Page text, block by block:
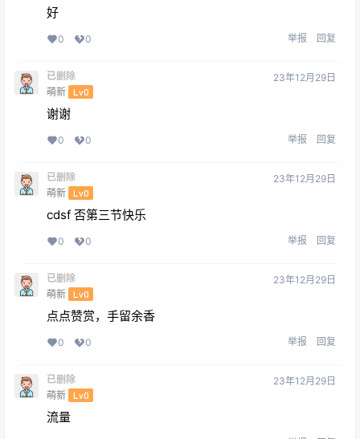
好
0 0 举报 回复
已删除
萌新 Lv0
23年12月29日
谢谢
0 0 举报 回复
已删除
萌新 Lv0
23年12月29日
cdsf 否第三节快乐
0 0 举报 回复
已删除
萌新 Lv0
23年12月29日
点点赞赏，手留余香
0 0 举报 回复
已删除
萌新 Lv0
23年12月29日
流量